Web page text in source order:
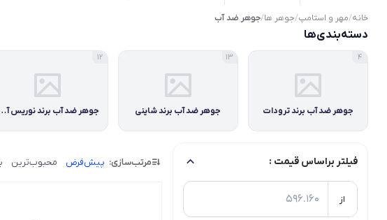
خانه/مهر و استامپ/جوهر ها/جوهر ضد آب
دسته‌بندی‌ها
4
جوهر ضد آب برند ترودات
13
جوهر ضد آب برند شاینی
12
جوهر ضد آب برند
فیلتر براساس قیمت :
از
مرتب‌سازی: پیش‌فرض محبوب‌ترین